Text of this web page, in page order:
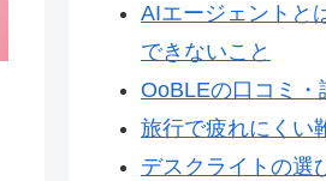
AIエージェントと
できないこと
OoBLEの口コミ
旅行で疲れにくい
デスクライトの選